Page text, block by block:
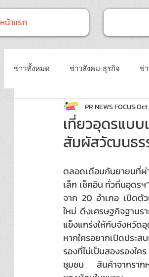
หน้าแรก
ข่าวทั้งหมด ข่าวสังคม-ธุรกิจ ข่
ข่าวงานประชุม-อบรมสัมมนา
ข่าวบันเทิง บทความประชาสัม
เที่ยวอุดรแบบ
สัมผัสวัฒนธร
PR NEWS FOCUSOct
ตลอดเดือนกันยายนที่ผ่
เล็ก เช็คอิน ทั่วถิ่นอุดร
จาก 20 อำเภอ เปิดตัว
ใหม่ ดึงเศรษฐกิจฐานร
แข็งแกร่งให้กับจังหวัด
หากใครอยากเปิดประ
รองที่ไม่เป็นสองรองใ
ชุมชน สินค้าจากรากห